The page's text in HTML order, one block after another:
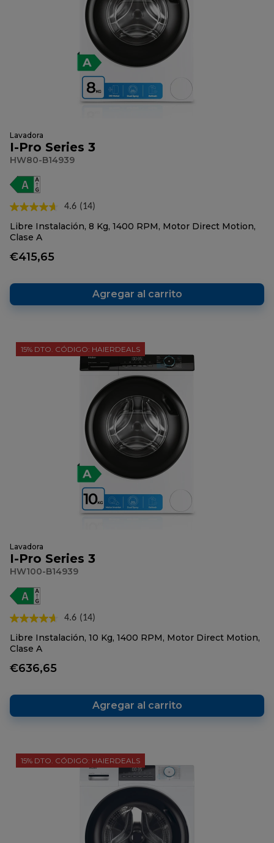
Lavadora
I-Pro Series 3
HW80-B14939
4.6 Lea
reseñas.
(14)
Libre Instalación, 8 Kg, 1400 RPM, Motor Direct Motion,
Clase A
€415,65
Agregar al carrito
15% DTO. CÓDIGO: HAIERDEALS
Lavadora
I-Pro Series 3
HW100-B14939
4.6 Lea
14
reseñas.
(14)
Libre Instalación, 10 Kg, 1400 RPM, Motor Direct Motion,
Clase A
€636,65
Agregar al carrito
15% DTO. CÓDIGO: HAIERDEALS